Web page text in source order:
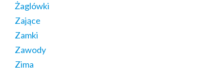
Żaglówki
Zające
Zamki
Zawody
Zima